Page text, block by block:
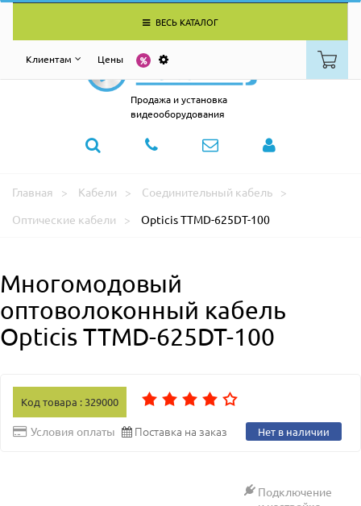
ВЕСЬ КАТАЛОГ
Клиентам Цены
Продажа и установка
видеооборудования
Главная Кабели
Соединительный кабель
Оптические кабели
Opticis TTMD-625DT-100
Многомодовый
оптоволоконный кабель
Opticis TTMD-625DT-100
Код товара : 329000
Условия оплаты Поставка на заказ Нет в наличии
Подключение